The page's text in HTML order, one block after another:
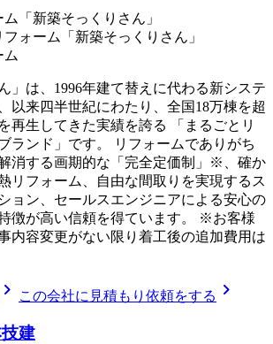
「新築そっくりさん」
ォーム「新築そっくりさん」
ム
」は、1996年建て替えに代わる新システ
以来四半世紀にわたり、全国18万棟を超
再生してきた実績を誇る 「まるごとリ
ランド」です。 リフォームでありがち
消する画期的な「完全定価制」※、確か
リフォーム、自由な間取りを実現するス
ョン、セールスエンジニアによる安心の
徴が高い信頼を得ています。 ※お客様
内容変更がない限り着工後の追加費用は
chevron_right この会社に見積もり依頼をする chevron_right
建